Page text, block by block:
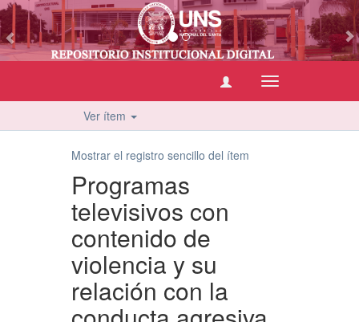
Cambiar
navegación
Ver ítem
Mostrar el registro sencillo del ítem
Programas
televisivos con
contenido de
violencia y su
relación con la